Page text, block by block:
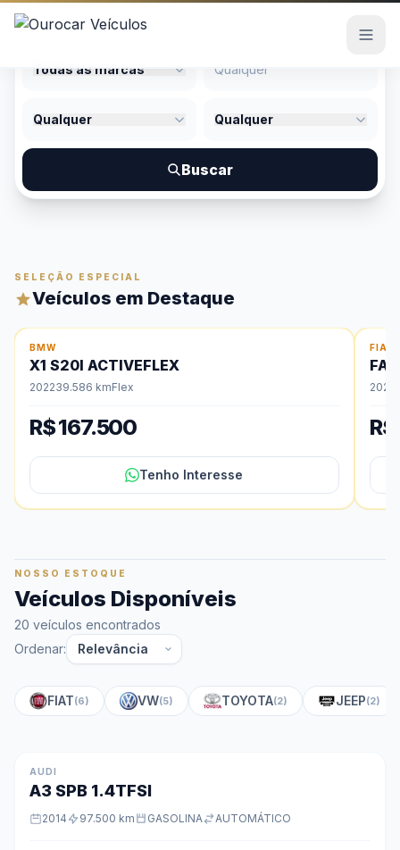
Todas as marcas
Qualquer Qualquer
Buscar
SELEÇÃO ESPECIAL
Veículos em Destaque
DESTAQUE
BMW
X1 S20I ACTIVEFLEX
202239.586 kmFlex
R$ 167.500
Tenho Interesse
FIAT
2025
NOSSO ESTOQUE
Veículos Disponíveis
20 veículos encontrados
Ordenar:
FIAT(6) VW(5) TOYOTA(2) JEEP(2)
AUDI
A3 SPB 1.4TFSI
2014 97.500 km GASOLINA AUTOMÁTICO